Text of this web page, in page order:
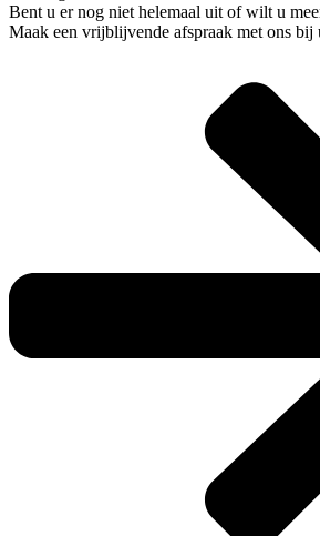
Bent u er nog niet helemaal uit of wilt u
Maak een vrijblijvende afspraak met ons bij